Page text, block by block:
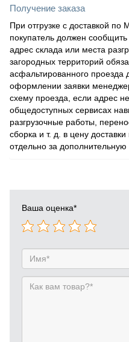
Получение заказа
При отгрузке с доставкой
покупатель должен
адрес склада или места
загородных территорий
асфальтированного проезда
оформлении заявки
схему проезда, если адрес
общедоступных сервисах
разгрузочные работы,
сборка и т. д. в цену
отдельно за дополнительную
Ваша оценка*